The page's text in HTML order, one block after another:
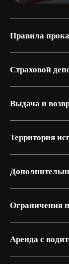
Правила
Страховой
Выдача и
Территория
Ограничения
Аренда с
Советская 12